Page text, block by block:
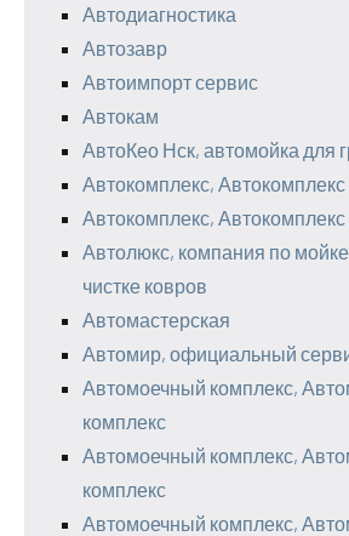
Автодиагностика
Автозавр
Автоимпорт сервис
Автокам
АвтоКео Нск, автомойка для
Автокомплекс, Автокомплекс
Автокомплекс, Автокомплекс
Автолюкс, компания по
чистке ковров
Автомастерская
Автомир, официальный
Автомоечный комплекс,
комплекс
Автомоечный комплекс,
комплекс
Автомоечный комплекс,